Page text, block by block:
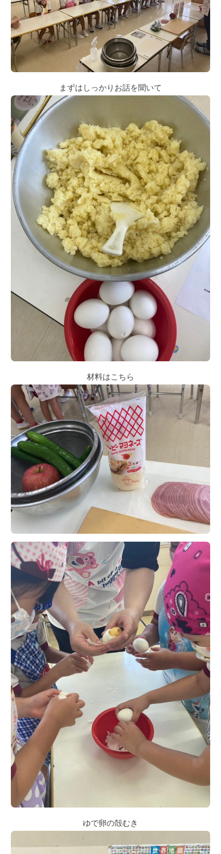
まずはしっかりお話を聞いて
材料はこちら
ゆで卵の殻むき